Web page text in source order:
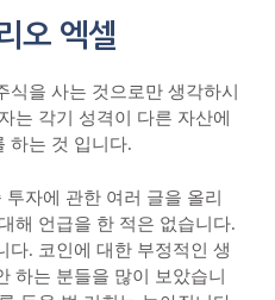
오 엑셀
을 사는 것으로만 생각하시
는 각기 성격이 다른 자산에
하는 것 입니다.
자에 관한 여러 글을 올리
해 언급을 한 적은 없습니다.
다. 코인에 대한 부정적인 생
하는 분들을 많이 보았습니